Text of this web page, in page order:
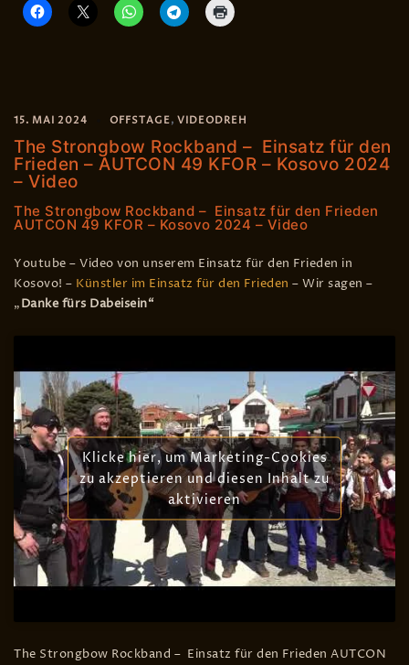
15. MAI 2024 OFFSTAGE, VIDEODREH
The Strongbow Rockband – Einsatz für den
Frieden – AUTCON 49 KFOR – Kosovo 2024
– Video
The Strongbow Rockband – Einsatz für den Frieden
AUTCON 49 KFOR – Kosovo 2024 – Video
Youtube – Video von unserem Einsatz für den Frieden in
Kosovo! – Künstler im Einsatz für den Frieden – Wir sagen –
„Danke fürs Dabeisein“
Klicke hier, um Marketing-Cookies
zu akzeptieren und diesen Inhalt zu
aktivieren
The Strongbow Rockband – Einsatz für den Frieden AUTCON